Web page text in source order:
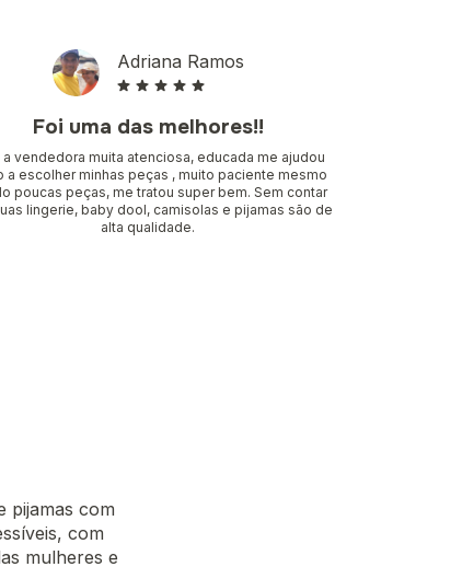
Adriana Ramos
Foi uma das melhores!!
a vendedora muita atenciosa, educada me ajudou
a escolher minhas peças , muito paciente mesmo
poucas peças, me tratou super bem. Sem contar
lingerie, baby dool, camisolas e pijamas são de
alta qualidade.
pijamas com
com
mulheres e